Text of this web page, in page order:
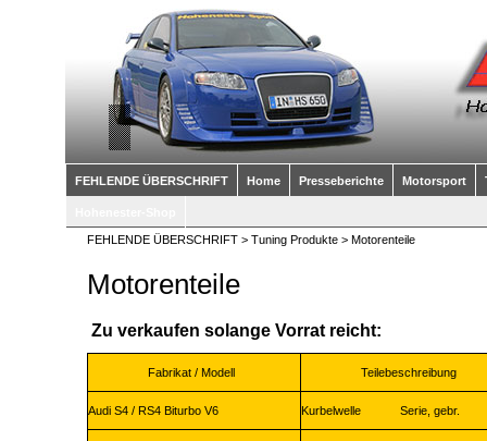
FEHLENDE ÜBERSCHRIFT Home Presseberichte Motorsport
FEHLENDE ÜBERSCHRIFT > Tuning Produkte > Motorenteile
Motorenteile
Zu verkaufen solange Vorrat reicht:
Fabrikat / Modell Teilebeschreibung
Audi S4 / RS4 Biturbo V6 Kurbelwelle Serie, gebr.